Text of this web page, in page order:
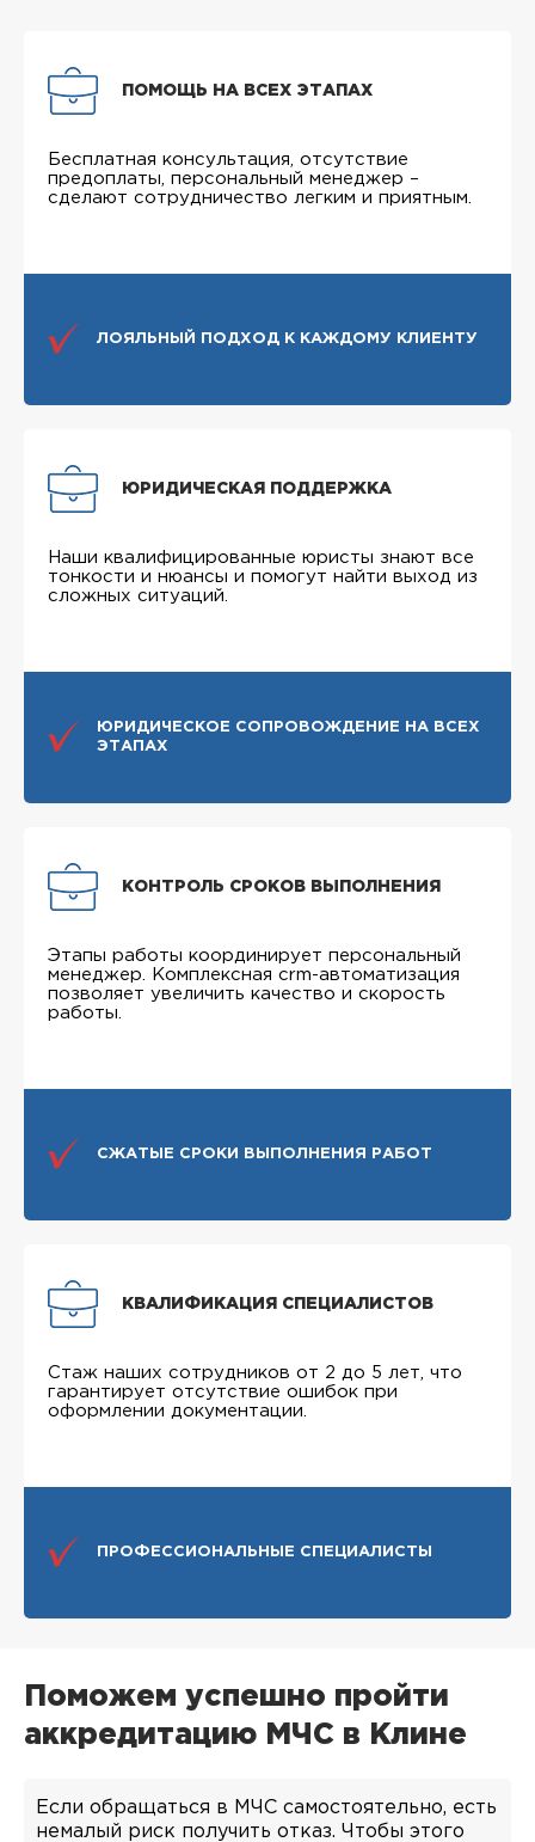
ПОМОЩЬ НА ВСЕХ ЭТАПАХ
Бесплатная консультация, отсутствие
предоплаты, персональный менеджер –
сделают сотрудничество легким и приятным.
ЛОЯЛЬНЫЙ ПОДХОД К КАЖДОМУ КЛИЕНТУ
ЮРИДИЧЕСКАЯ ПОДДЕРЖКА
Наши квалифицированные юристы знают все
тонкости и нюансы и помогут найти выход из
сложных ситуаций.
ЮРИДИЧЕСКОЕ СОПРОВОЖДЕНИЕ НА ВСЕХ
ЭТАПАХ
КОНТРОЛЬ СРОКОВ ВЫПОЛНЕНИЯ
Этапы работы координирует персональный
менеджер. Комплексная crm-автоматизация
позволяет увеличить качество и скорость
работы.
СЖАТЫЕ СРОКИ ВЫПОЛНЕНИЯ РАБОТ
КВАЛИФИКАЦИЯ СПЕЦИАЛИСТОВ
Стаж наших сотрудников от 2 до 5 лет, что
гарантирует отсутствие ошибок при
оформлении документации.
ПРОФЕССИОНАЛЬНЫЕ СПЕЦИАЛИСТЫ
Поможем успешно пройти
аккредитацию МЧС в Клине
Если обращаться в МЧС самостоятельно, есть
немалый риск получить отказ. Чтобы этого